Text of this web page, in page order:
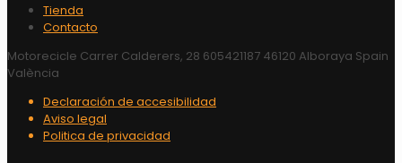
Tienda
Contacto
Motorecicle Carrer Calderers, 28 605421187 46120 Alboraya Spain
València
Declaración de accesibilidad
Aviso legal
Politica de privacidad